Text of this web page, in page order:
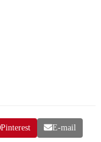
Pinterest E-mail